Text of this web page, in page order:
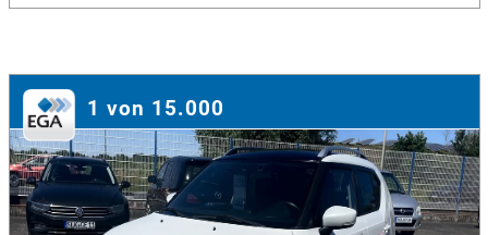
1 von 15.000